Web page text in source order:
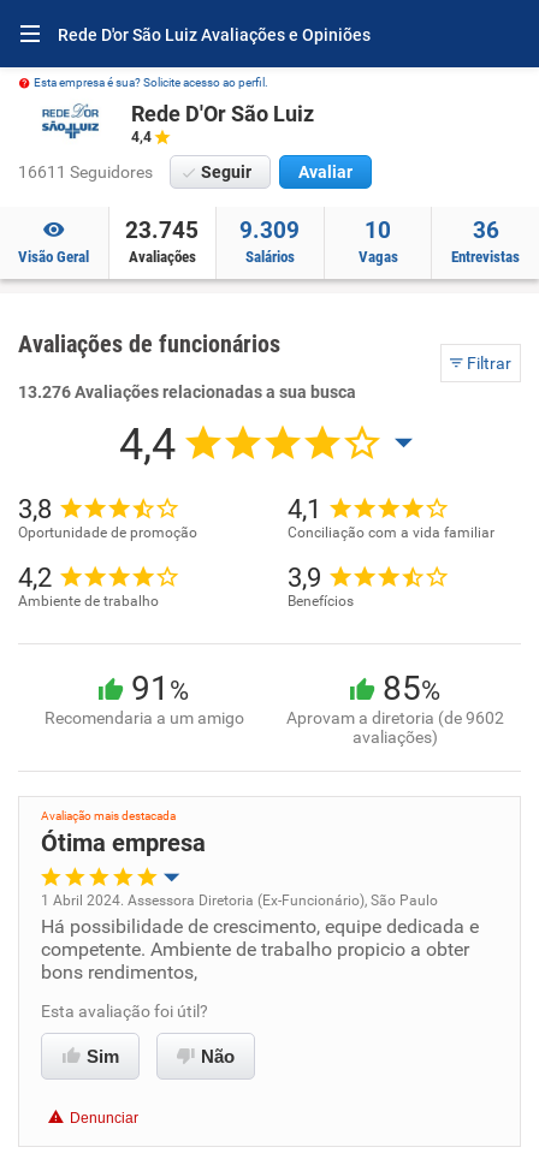
Rede D'or São Luiz Avaliações e Opiniões
Esta empresa é sua? Solicite acesso ao perfil.
Rede D'Or São Luiz
4,4
16611 Seguidores Seguir Avaliar
Visão Geral
23.745
Avaliações
9.309
Salários
10
Vagas
36
Entrevistas
Avaliações de funcionários
Filtrar
13.276 Avaliações relacionadas a sua busca
4,4
3,8
Oportunidade de promoção
4,1
Conciliação com a vida familiar
4,2
Ambiente de trabalho
3,9
Benefícios
91 %
Recomendaria a um amigo
85%
Aprovam a diretoria (de 9602
avaliações)
Avaliação mais destacada
Ótima empresa
Oportunidade de promoção
Ambiente de trabalho
Conciliação com a vida familiar
1 Abril 2024. Assessora Diretoria (Ex-Funcionário), São Paulo
Há possibilidade de crescimento, equipe dedicada e
competente. Ambiente de trabalho propicio a obter
bons rendimentos,
Esta avaliação foi útil?
Sim Não
Denunciar